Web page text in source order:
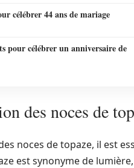
célébrer 44 ans de mariage
pour célébrer un anniversaire de
des noces de
noces de topaze, il est
est synonyme de